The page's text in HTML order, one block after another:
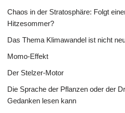
Chaos in der Stratosphäre: Folgt
Hitzesommer?
Das Thema Klimawandel ist nicht
Momo-Effekt
Der Stelzer-Motor
Die Sprache der Pflanzen oder der
Gedanken lesen kann